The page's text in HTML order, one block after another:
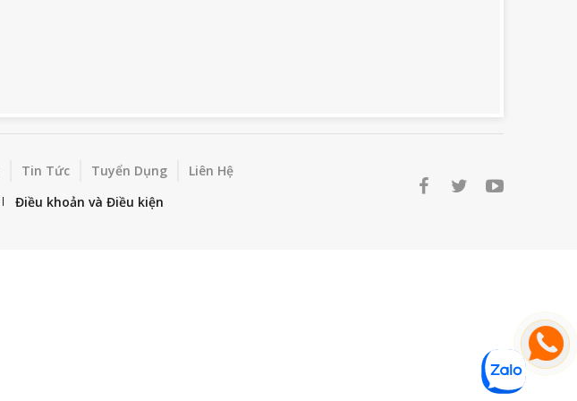
Tin Tức Tuyển Dụng
Liên Hệ
Điều khoản và Điều kiện